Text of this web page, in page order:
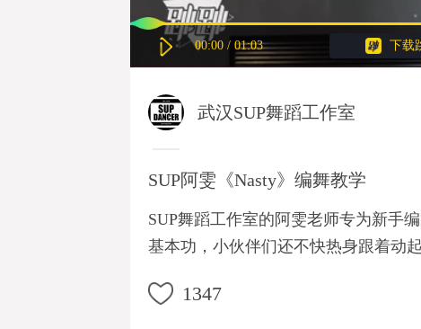
00:00/ 01:03 下载
武汉SUP舞蹈工作室
SUP阿雯《Nasty》编舞教学
SUP舞蹈工作室的阿雯老师专为新手
基本功，小伙伴们还不快热身跟着动
1347